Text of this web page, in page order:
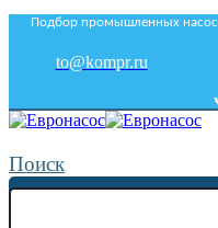
Подбор промышленных
to@kompr.ru
Поиск